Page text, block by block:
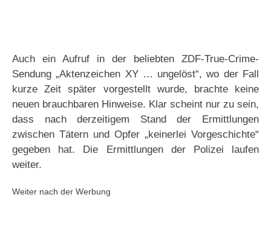
Auch ein Aufruf in der beliebten ZDF-True-Crime-
Sendung „Aktenzeichen XY … ungelöst“, wo der Fall
kurze Zeit später vorgestellt wurde, brachte keine
neuen brauchbaren Hinweise. Klar scheint nur zu sein,
dass nach derzeitigem Stand der Ermittlungen
zwischen Tätern und Opfer „keinerlei Vorgeschichte“
gegeben hat. Die Ermittlungen der Polizei laufen
weiter.
Weiter nach der Werbung